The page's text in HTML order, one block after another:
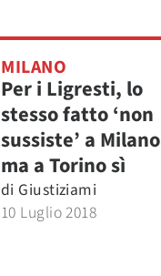
MILANO
Per i Ligresti, lo
stesso fatto ‘non
sussiste’ a Milano
ma a Torino sì
di Giustiziami
10 Luglio 2018